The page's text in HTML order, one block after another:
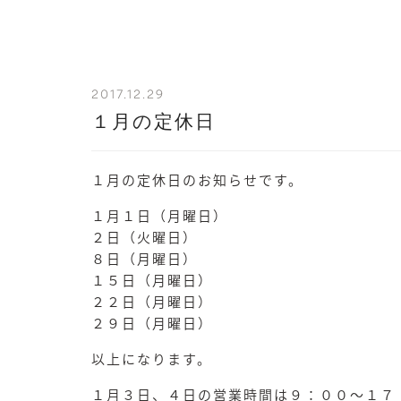
2017.12.29
１月の定休日
１月の定休日のお知らせです。
１月１日（月曜日）
２日（火曜日）
８日（月曜日）
１５日（月曜日）
２２日（月曜日）
２９日（月曜日）
以上になります。
１月３日、４日の営業時間は９：００～１７